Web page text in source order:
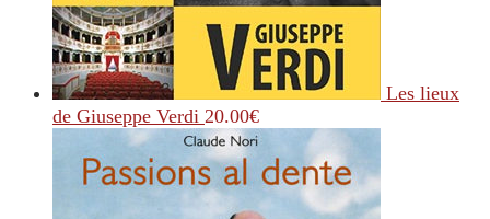
Les lieux
de Giuseppe Verdi 20.00€